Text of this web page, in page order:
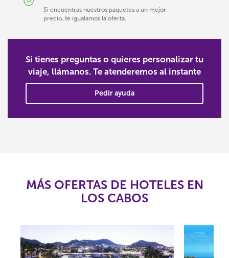
Si encuentras nuestros paquetes a un mejor
precio, te igualamos la oferta.
Si tienes preguntas o quieres personalizar tu
viaje, llámanos. Te atenderemos al instante
Pedir ayuda
MÁS OFERTAS DE HOTELES EN
LOS CABOS